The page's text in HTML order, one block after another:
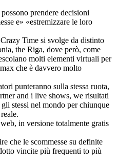
prendere decisioni
e» «estremizzare le loro
Time si svolge da distinto
the Riga, dove però, come
molti elementi virtuali per
che è davvero molto
punteranno sulla stessa ruota,
and i live shows, we risultati
stessi nel mondo per chiunque
in versione totalmente gratis
che le scommesse su definite
vincite più frequenti to più